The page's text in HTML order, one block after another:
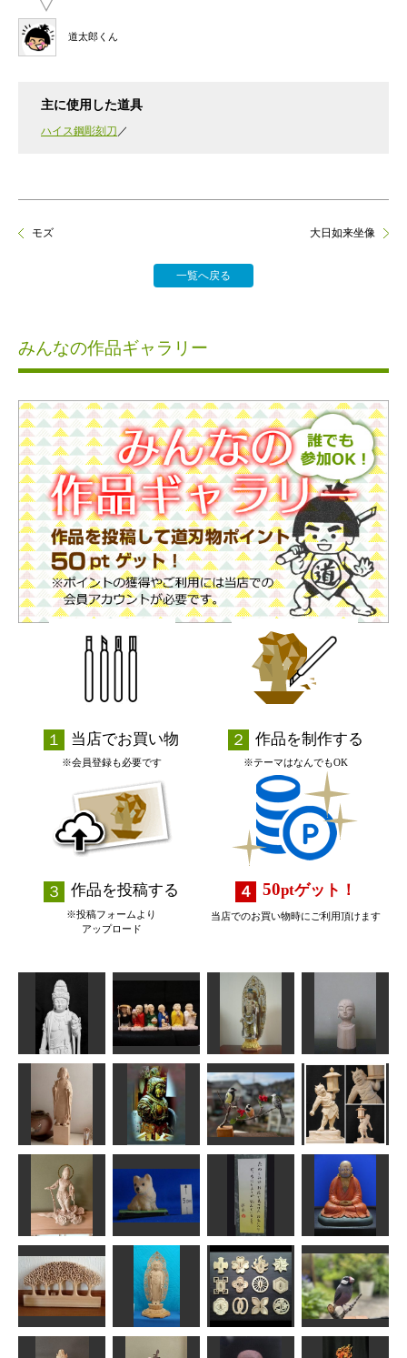
道太郎くん
主に使用した道具
ハイス鋼彫刻刀
モズ
一覧へ戻る
大日如来坐像
みんなの作品ギャラリー
当店でお買い物
※会員登録も必要です
作品を制作する
※テーマはなんでもOK
作品を投稿する
※投稿フォームより
アップロード
50ptゲット！
当店でのお買い物時にご利用頂けます
瑠璃観音菩薩
茶々丸
六地蔵菩薩
kiyonk
月光菩薩立像
ちゅうさん
地蔵菩薩仏頭
はごろも
太子孝養像
かっちゃん
広目天
sigesama
シジュウカラ
とヤマガラ
MINI
天燈鬼像
工房藤棚
雲中供養菩薩
像南20号
みっちゃん
仔犬”ポチ”
ta-chann
たのしみ(独楽
吟)
SEVEN
達磨大師像
タカじいさん